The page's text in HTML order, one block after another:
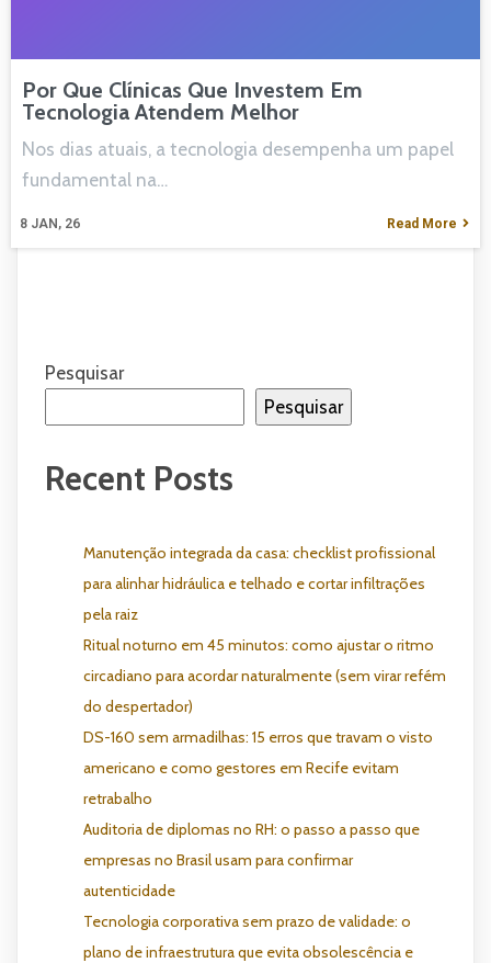
Por Que Clínicas Que Investem Em
Tecnologia Atendem Melhor
8 JAN, 26
Nos dias atuais, a tecnologia desempenha um papel
fundamental na…
Read More
Pesquisar
Pesquisar
Recent Posts
Manutenção integrada da casa: checklist profissional
para alinhar hidráulica e telhado e cortar infiltrações
pela raiz
Ritual noturno em 45 minutos: como ajustar o ritmo
circadiano para acordar naturalmente (sem virar refém
do despertador)
DS-160 sem armadilhas: 15 erros que travam o visto
americano e como gestores em Recife evitam
retrabalho
Auditoria de diplomas no RH: o passo a passo que
empresas no Brasil usam para confirmar
autenticidade
Tecnologia corporativa sem prazo de validade: o
plano de infraestrutura que evita obsolescência e